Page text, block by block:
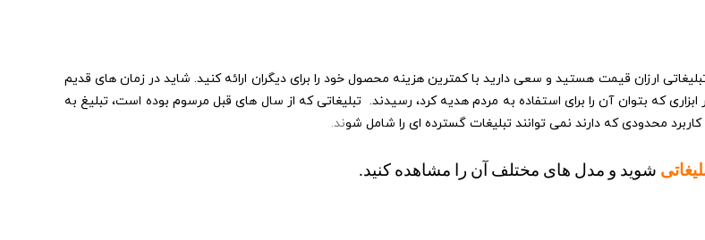
ارزان قیمت هستید و سعی دارید با کمترین هزینه محصول خود را برای دیگران ارائه کنید. شاید در زمان های قدیم
ابزاری که بتوان آن را برای استفاده به مردم هدیه کرد، رسیدند. تبلیغاتی که از سال های قبل مرسوم بوده است، تبلیغ به
محدودی که دارند نمی توانند تبلیغات گسترده ای را شامل شوند.
شوید و مدل های مختلف آن را مشاهده کنید.